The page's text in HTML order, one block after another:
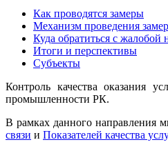
Как проводятся замеры
Механизм проведения
Куда обратиться с жалобой
Итоги и перспективы
Субъекты
Контроль качества оказания
промышленности РК.
В рамках данного направления
связи и Показателей качества